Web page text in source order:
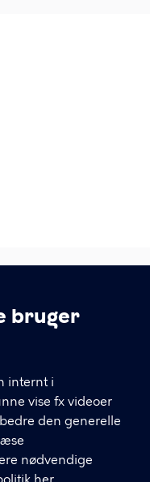
bruger
internt i
vise fx videoer
den generelle
nødvendige